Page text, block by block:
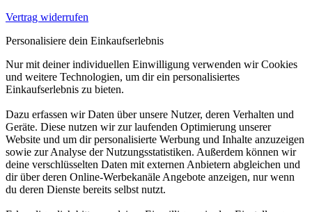
Vertrag widerrufen
Personalisiere dein Einkaufserlebnis
Nur mit deiner individuellen Einwilligung verwenden wir Cookies
und weitere Technologien, um dir ein personalisiertes
Einkaufserlebnis zu bieten.
Dazu erfassen wir Daten über unsere Nutzer, deren Verhalten und
Geräte. Diese nutzen wir zur laufenden Optimierung unserer
Website und um dir personalisierte Werbung und Inhalte anzuzeigen
sowie zur Analyse der Nutzungsstatistiken. Außerdem können wir
deine verschlüsselten Daten mit externen Anbietern abgleichen und
dir über deren Online-Werbekanäle Angebote anzeigen, nur wenn
du deren Dienste bereits selbst nutzt.